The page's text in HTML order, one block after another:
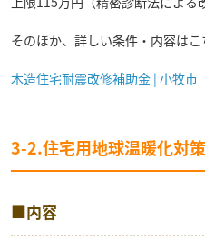
そのほか、詳しい条件・内容はこ
木造住宅耐震改修補助金 | 小牧市
3-2.住宅用地球温暖化対
■内容